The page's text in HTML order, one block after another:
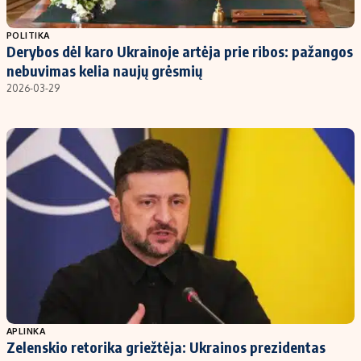
Populiarios temos
Investavimas
Akcijų rinka
Kriptovaliutos
Infliacija
Titulinis
Nedarbo išmokos skaičiuoklė
Būsto finansai
Įdomios naujienos
Apie mus
Redakcijos politika
Privatumo politika
Turinio žymėjimo taisyklės
POLITIKA
Derybos dėl karo Ukrainoje artėja prie ribos: pažangos
nebuvimas kelia naujų grėsmių
2026-03-29
APLINKA
Zelenskio retorika griežtėja: Ukrainos prezidentas